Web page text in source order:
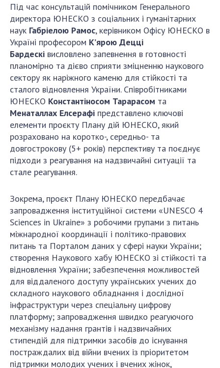
АКАДЕМІЯ КОМЕНТУЄ
КОНТАКТИ
ПРОФСПІЛКА НАН УКРАЇНИ
КАБІНЕТ
Під час консультацій помічником Генерального
директора ЮНЕСКО з соціальних і гуманітарних
наук Габріелою Рамос, керівником Офісу ЮНЕСКО в
Україні професором К’ярою Децці
Бардескі висловлено запевнення в готовності
планомірно та дієво сприяти зміцненню наукового
сектору як наріжного каменю для стійкості та
сталого відновлення України. Співробітниками
ЮНЕСКО Константіносом Тарарасом та
Менаталлах Елсерафі представлено ключові
елементи проєкту Плану дій ЮНЕСКО, який
розраховано на коротко-, середньо- та
довгострокову (5+ років) перспективу та поєднує
підходи з реагування на надзвичайні ситуації та
стале реагування.
Зокрема, проєкт Плану ЮНЕСКО передбачає
запровадження інституційної системи «UNESCO 4
Sciences in Ukraine» з робочими групами з питань
міжнародної координації і політико-правових
питань та Порталом даних у сфері науки України;
створення Наукового хабу ЮНЕСКО зі стійкості та
відновлення України; забезпечення можливостей
для віддаленого доступу українських учених до
складного наукового обладнання і дослідної
інфраструктури через спеціальну цифрову
платформу; запровадження швидко реагуючого
механізму надання грантів і надзвичайних
стипендій для підтримки засобів до існування
постраждалих від війни вчених із пріоритетом
підтримки молодих учених і вчених жінок,